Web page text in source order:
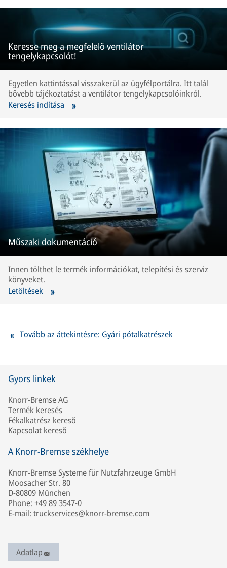
Keresse meg a megfelelő ventilátor
tengelykapcsolót!
Egyetlen kattintással visszakerül az ügyfélportálra. Itt talál
bővebb tájékoztatást a ventilátor tengelykapcsolóinkról.
Keresés indítása
Műszaki dokumentáció
Innen tölthet le termék információkat, telepítési és szerviz
könyveket.
Letöltések
Tovább az áttekintésre: Gyári pótalkatrészek
Gyors linkek
Knorr-Bremse AG
Termék keresés
Fékalkatrész kereső
Kapcsolat kereső
A Knorr-Bremse székhelye
Knorr-Bremse Systeme für Nutzfahrzeuge GmbH
Moosacher Str. 80
D-80809 München
Phone: +49 89 3547-0
E-mail: truckservices@knorr-bremse.com
Adatlap